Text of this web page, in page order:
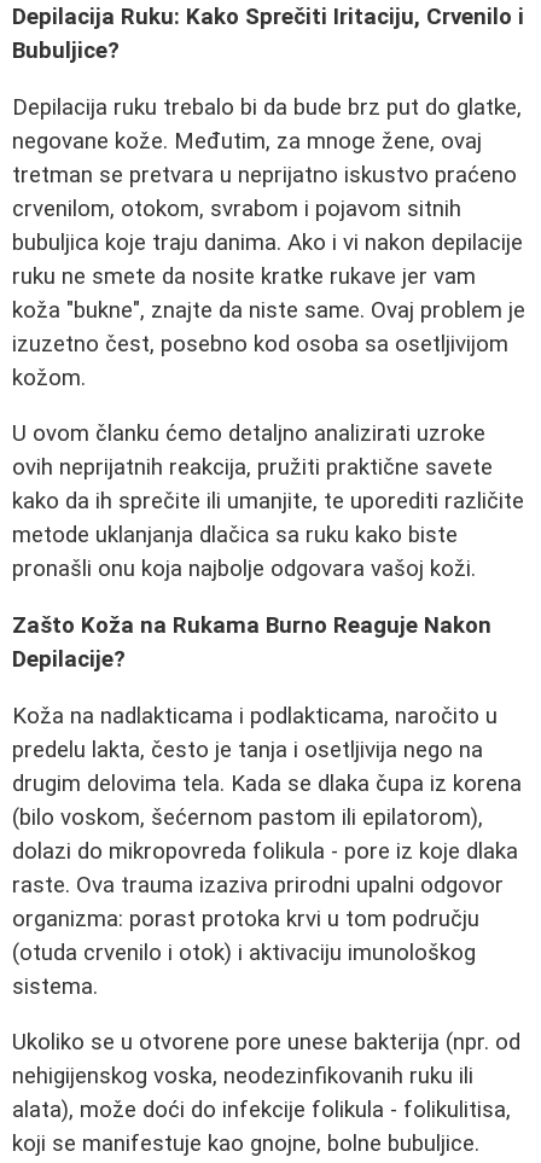
Depilacija Ruku: Kako Sprečiti Iritaciju, Crvenilo i
Bubuljice?
Depilacija ruku trebalo bi da bude brz put do glatke,
negovane kože. Međutim, za mnoge žene, ovaj
tretman se pretvara u neprijatno iskustvo praćeno
crvenilom, otokom, svrabom i pojavom sitnih
bubuljica koje traju danima. Ako i vi nakon depilacije
ruku ne smete da nosite kratke rukave jer vam
koža "bukne", znajte da niste same. Ovaj problem je
izuzetno čest, posebno kod osoba sa osetljivijom
kožom.
U ovom članku ćemo detaljno analizirati uzroke
ovih neprijatnih reakcija, pružiti praktične savete
kako da ih sprečite ili umanjite, te uporediti različite
metode uklanjanja dlačica sa ruku kako biste
pronašli onu koja najbolje odgovara vašoj koži.
Zašto Koža na Rukama Burno Reaguje Nakon
Depilacije?
Koža na nadlakticama i podlakticama, naročito u
predelu lakta, često je tanja i osetljivija nego na
drugim delovima tela. Kada se dlaka čupa iz korena
(bilo voskom, šećernom pastom ili epilatorom),
dolazi do mikropovreda folikula - pore iz koje dlaka
raste. Ova trauma izaziva prirodni upalni odgovor
organizma: porast protoka krvi u tom području
(otuda crvenilo i otok) i aktivaciju imunološkog
sistema.
Ukoliko se u otvorene pore unese bakterija (npr. od
nehigijenskog voska, neodezinfikovanih ruku ili
alata), može doći do infekcije folikula - folikulitisa,
koji se manifestuje kao gnojne, bolne bubuljice.